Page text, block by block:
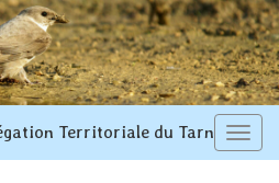
Territoriale du Tarn